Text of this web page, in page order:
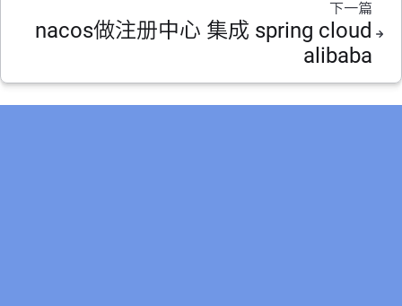
下一篇
nacos做注册中心 集成 spring cloud
alibaba